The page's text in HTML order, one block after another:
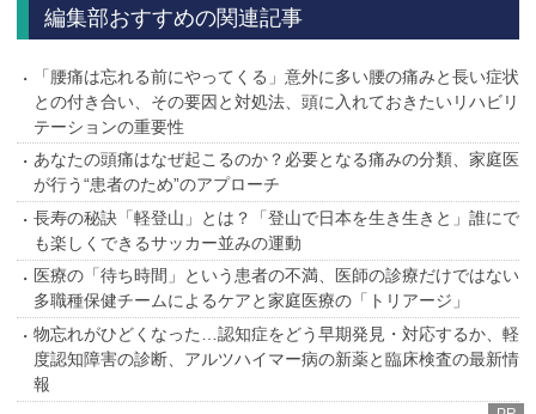
編集部おすすめの関連記事
「腰痛は忘れる前にやってくる」意外に多い腰の痛みと長い症状
との付き合い、その要因と対処法、頭に入れておきたいリハビリ
テーションの重要性
あなたの頭痛はなぜ起こるのか？必要となる痛みの分類、家庭医
が行う“患者のため”のアプローチ
長寿の秘訣「軽登山」とは？「登山で日本を生き生きと」誰にで
も楽しくできるサッカー並みの運動
医療の「待ち時間」という患者の不満、医師の診療だけではない
多職種保健チームによるケアと家庭医療の「トリアージ」
物忘れがひどくなった…認知症をどう早期発見・対応するか、軽
度認知障害の診断、アルツハイマー病の新薬と臨床検査の最新情
報